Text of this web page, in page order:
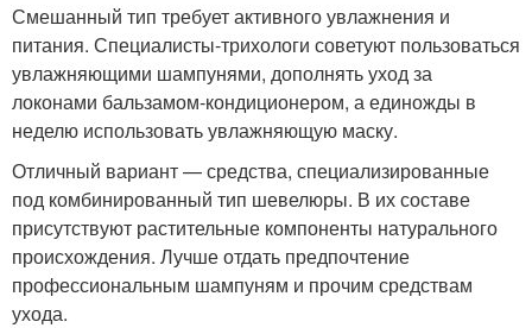
Смешанный тип требует активного увлажнения и
питания. Специалисты-трихологи советуют пользоваться
увлажняющими шампунями, дополнять уход за
локонами бальзамом-кондиционером, а единожды в
неделю использовать увлажняющую маску.
Отличный вариант — средства, специализированные
под комбинированный тип шевелюры. В их составе
присутствуют растительные компоненты натурального
происхождения. Лучше отдать предпочтение
профессиональным шампуням и прочим средствам
ухода.